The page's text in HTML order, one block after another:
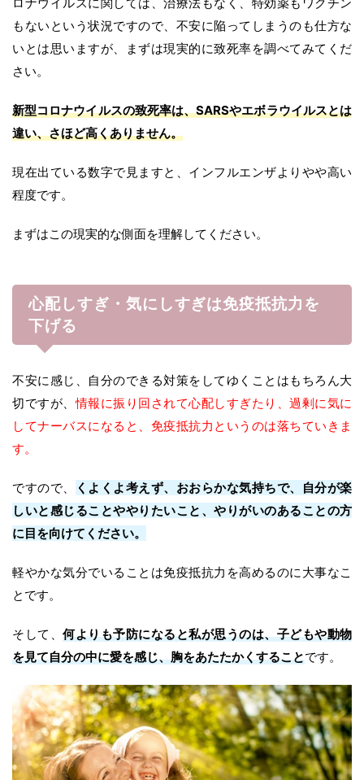
もないという状況ですので、不安に陥ってしまうのも仕方な
いとは思いますが、まずは現実的に致死率を調べてみてくだ
さい。
新型コロナウイルスの致死率は、SARSやエボラウイルスとは
違い、さほど高くありません。
現在出ている数字で見ますと、インフルエンザよりやや高い
程度です。
まずはこの現実的な側面を理解してください。
心配しすぎ・気にしすぎは免疫抵抗力を
下げる
不安に感じ、自分のできる対策をしてゆくことはもちろん大
切ですが、情報に振り回されて心配しすぎたり、過剰に気に
してナーバスになると、免疫抵抗力というのは落ちていきま
す。
ですので、
くよくよ考えず、おおらかな気持ちで、自分が楽
しいと感じることややりたいこと、やりがいのあることの方
に目を向けてください。
軽やかな気分でいることは免疫抵抗力を高めるのに大事なこ
とです。
そして、 何よりも予防になると私が思うのは、子どもや動物
を見て自分の中に愛を感じ、胸をあたたかくすることです。